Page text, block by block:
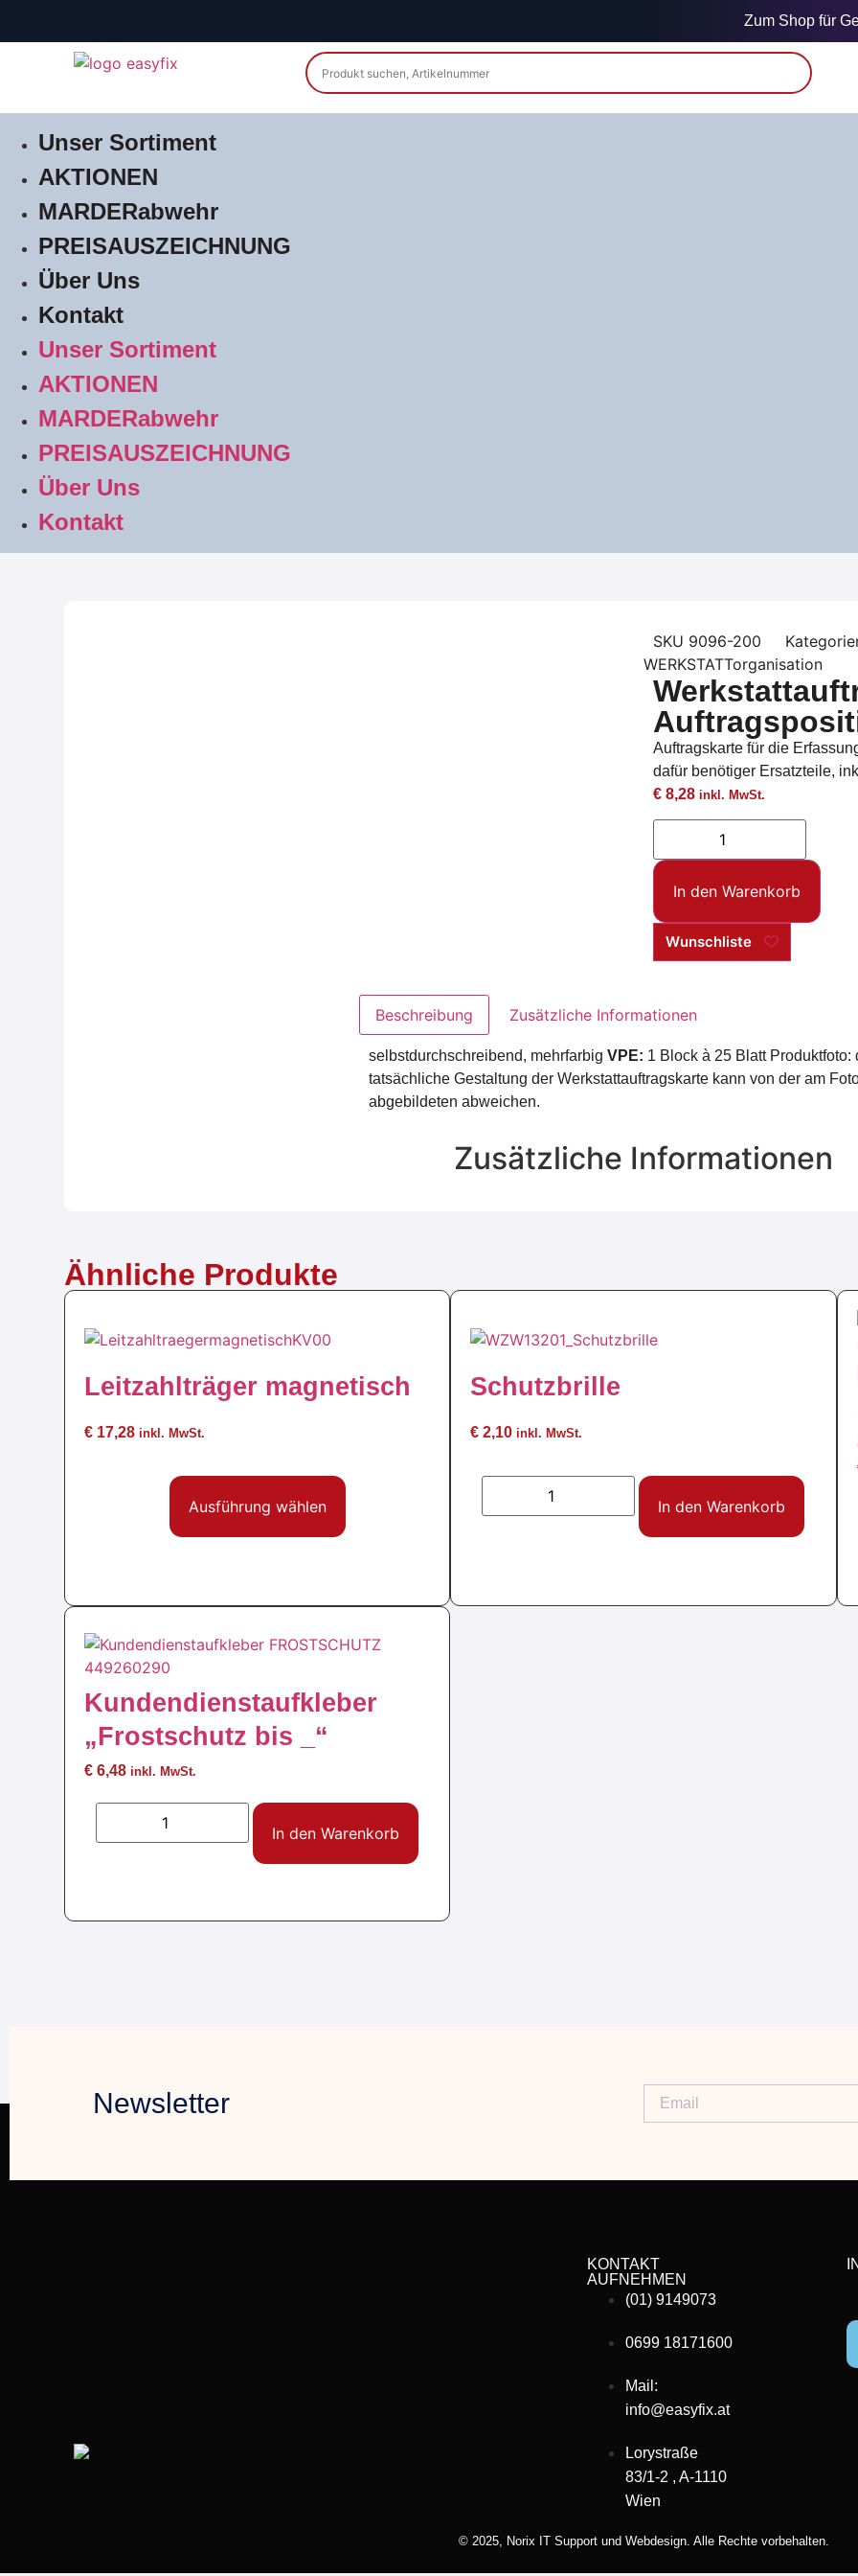
Zum Shop für
Unser Sortiment
AKTIONEN
MARDERabwehr
PREISAUSZEICHNUNG
Über Uns
Kontakt
Unser Sortiment
AKTIONEN
MARDERabwehr
PREISAUSZEICHNUNG
Über Uns
Kontakt
SKU 9096-200
WERKSTATTorganisation
Auftragskarte für die
dafür benötiger Ersatzteile,
€ 8,28 inkl. MwSt.
In den Warenkorb
Wunschliste
Beschreibung Zusätzliche Informationen
selbstdurchschreibend, mehrfarbig VPE: 1 Block à 25 Blatt Produktfoto:
tatsächliche Gestaltung der Werkstattauftragskarte kann von der am
abgebildeten abweichen.
Zusätzliche Informationen
Ähnliche Produkte
Leitzahlträger magnetisch
€ 17,28 inkl. MwSt.
Ausführung wählen
Schutzbrille
€ 2,10 inkl. MwSt.
In den Warenkorb
Kundendienstaufkleber
„Frostschutz bis _“
€ 6,48 inkl. MwSt.
In den Warenkorb
Newsletter
KONTAKT
AUFNEHMEN
(01) 9149073
0699 18171600
Mail:
info@easyfix.at
Lorystraße
83/1-2 , A-1110
Wien
© 2025, Norix IT Support und Webdesign. Alle Rechte vorbehalten.